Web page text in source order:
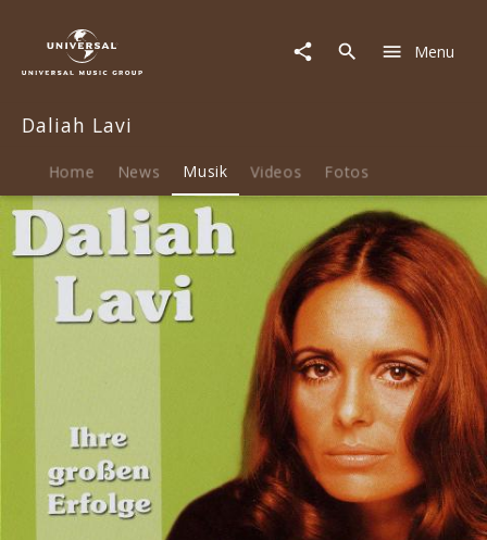
Musik
Schlagerjuwelen
großen
Erfolge
Menu
Daliah Lavi
Home News Musik Videos Fotos